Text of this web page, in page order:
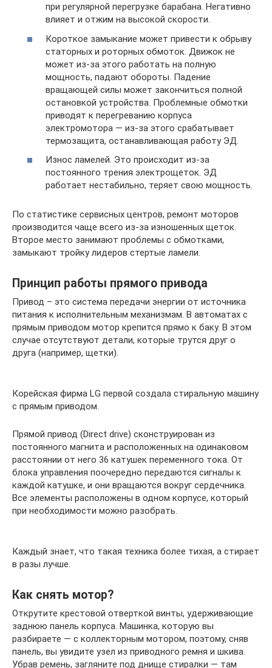
при регулярной перегрузке барабана. Негативно
влияет и отжим на высокой скорости.
Короткое замыкание может привести к обрыву
статорных и роторных обмоток. Движок не
может из-за этого работать на полную
мощность, падают обороты. Падение
вращающей силы может закончиться полной
остановкой устройства. Проблемные обмотки
приводят к перегреванию корпуса
электромотора — из-за этого срабатывает
термозащита, останавливающая работу ЭД.
Износ ламелей. Это происходит из-за
постоянного трения электрощеток. ЭД
работает нестабильно, теряет свою мощность.
По статистике сервисных центров, ремонт моторов
производится чаще всего из-за изношенных щеток.
Второе место занимают проблемы с обмотками,
замыкают тройку лидеров стертые ламели.
Принцип работы прямого привода
Привод – это система передачи энергии от источника
питания к исполнительным механизмам. В автоматах с
прямым приводом мотор крепится прямо к баку. В этом
случае отсутствуют детали, которые трутся друг о
друга (например, щетки).
Корейская фирма LG первой создала стиральную машину
с прямым приводом.
Прямой привод (Direct drive) сконструирован из
постоянного магнита и расположенных на одинаковом
расстоянии от него 36 катушек переменного тока. От
блока управления поочередно передаются сигналы к
каждой катушке, и они вращаются вокруг сердечника.
Все элементы расположены в одном корпусе, который
при необходимости можно разобрать.
Каждый знает, что такая техника более тихая, а стирает
в разы лучше.
Как снять мотор?
Открутите крестовой отверткой винты, удерживающие
заднюю панель корпуса. Машинка, которую вы
разбираете — с коллекторным мотором, поэтому, сняв
панель, вы увидите узел из приводного ремня и шкива.
Убрав ремень, загляните под днище стиралки — там